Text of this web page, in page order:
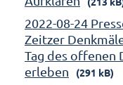
2022-08-24
Zeitzer
Tag des offenen
erleben
(291 kB)